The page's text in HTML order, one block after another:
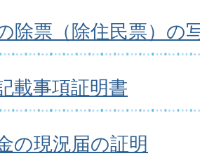
除票（除住民票）の
載事項証明書
の現況届の証明